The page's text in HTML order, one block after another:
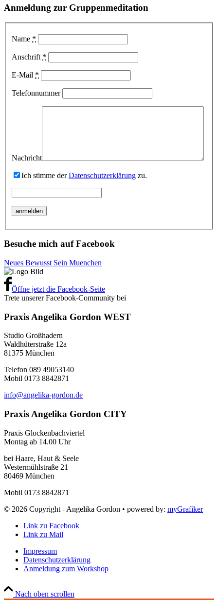
Anmeldung zur Gruppenmeditation
Name *
Anschrift *
E-Mail *
Telefonnummer
Nachricht
Ich stimme derDatenschutzerklärung zu.
Besuche mich auf Facebook
Neues Bewusst Sein Muenchen
Öffne jetzt die Facebook-Seite
Trete unserer Facebook-Community bei
Praxis Angelika Gordon WEST
Studio Großhadern
Waldhüterstraße 12a
81375 München
Telefon 089 49053140
Mobil 0173 8842871
info@angelika-gordon.de
Praxis Angelika Gordon CITY
Praxis Glockenbachviertel
Montag ab 14.00 Uhr
bei Haare, Haut & Seele
Westermühlstraße 21
80469 München
Mobil 0173 8842871
© 2026 Copyright - Angelika Gordon • powered by: myGrafiker
Link zu Facebook
Link zu Mail
Impressum
Datenschutzerklärung
Anmeldung zum Workshop
Nach oben scrollen